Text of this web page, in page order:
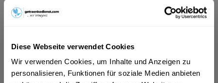
Diese Webseite verwendet Cookies
Wir verwenden Cookies, um Inhalte und Anzeigen zu
personalisieren, Funktionen für soziale Medien anbieten
ab 20,49 € *
Inhalt:
Vorrätig
MEHRWEG
+4,50 € Pfand